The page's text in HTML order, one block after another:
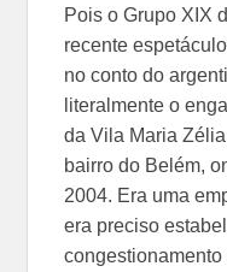
Pois o Grupo XIX
recente
no conto do
literalmente o
da Vila Maria
bairro do Belém,
2004. Era uma
era preciso